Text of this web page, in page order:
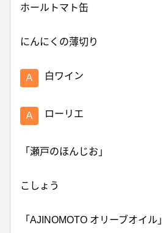
ホールトマト缶
にんにくの薄切り
Ａ 白ワイン
Ａ ローリエ
「瀬戸のほんじお」
こしょう
「AJINOMOTO オリーブオイル」